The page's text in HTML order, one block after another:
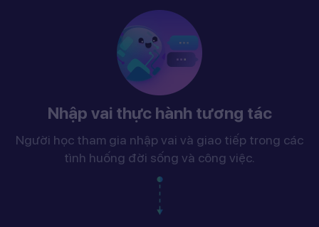
Nhập vai thực hành tương tác
Người học tham gia nhập vai và giao tiếp trong các
tình huống đời sống và công việc.